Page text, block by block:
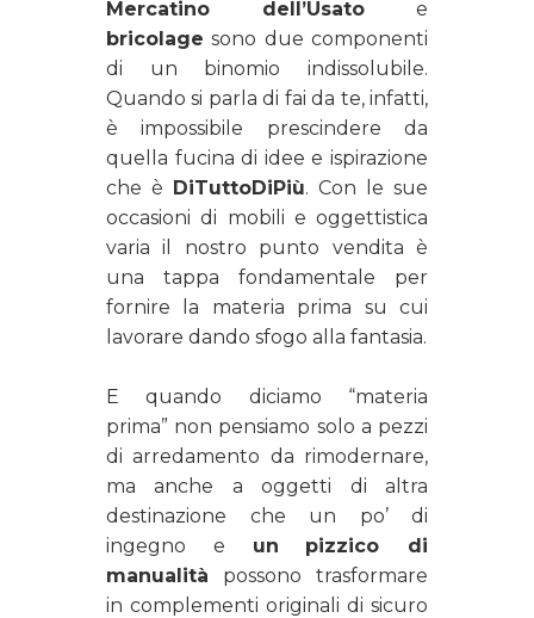
Mercatino dell’Usato e
bricolage sono due componenti
di un binomio indissolubile.
Quando si parla di fai da te, infatti,
è impossibile prescindere da
quella fucina di idee e ispirazione
che è DiTuttoDiPiù. Con le sue
occasioni di mobili e oggettistica
varia il nostro punto vendita è
una tappa fondamentale per
fornire la materia prima su cui
lavorare dando sfogo alla fantasia.
E quando diciamo “materia
prima” non pensiamo solo a pezzi
di arredamento da rimodernare,
ma anche a oggetti di altra
destinazione che un po’ di
ingegno e un
pizzico di
manualità possono trasformare
in complementi originali di sicuro